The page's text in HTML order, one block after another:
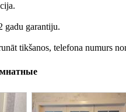
gadu garantiju.
tikšanos, telefona numurs